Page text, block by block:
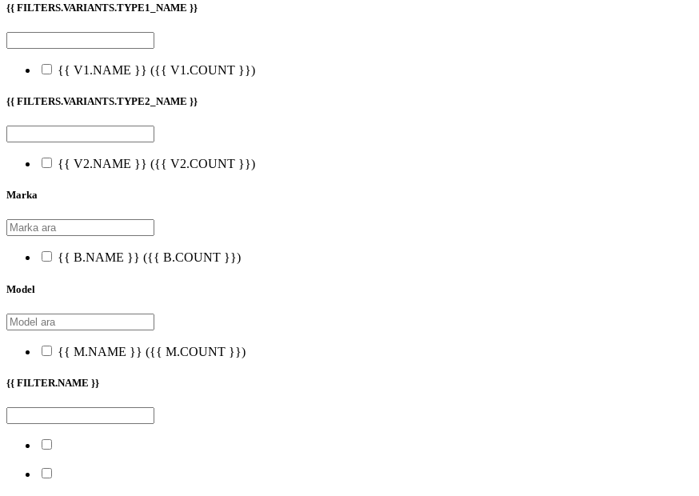
{{ FILTERS.VARIANTS.TYPE1_NAME }}
{{ V1.NAME }} ({{ V1.COUNT }})
{{ FILTERS.VARIANTS.TYPE2_NAME }}
{{ V2.NAME }} ({{ V2.COUNT }})
Marka
{{ B.NAME }} ({{ B.COUNT }})
Model
{{ M.NAME }} ({{ M.COUNT }})
{{ FILTER.NAME }}